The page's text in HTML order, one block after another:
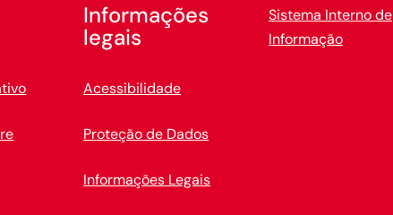
Informações
legais
Acessibilidade
Proteção de Dados
Informações Legais
Sistema Interno de
Informação